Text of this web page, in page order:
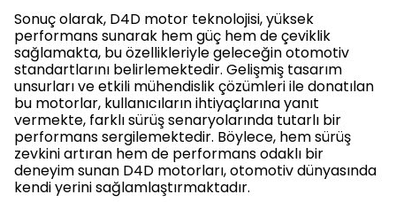
Sonuç olarak, D4D motor teknolojisi, yüksek
performans sunarak hem güç hem de çeviklik
sağlamakta, bu özellikleriyle geleceğin otomotiv
standartlarını belirlemektedir. Gelişmiş tasarım
unsurları ve etkili mühendislik çözümleri ile donatılan
bu motorlar, kullanıcıların ihtiyaçlarına yanıt
vermekte, farklı sürüş senaryolarında tutarlı bir
performans sergilemektedir. Böylece, hem sürüş
zevkini artıran hem de performans odaklı bir
deneyim sunan D4D motorları, otomotiv dünyasında
kendi yerini sağlamlaştırmaktadır.